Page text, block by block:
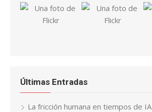
Últimas Entradas
La fricción humana en tiempos de IA